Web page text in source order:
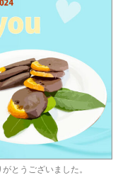
とうございました。